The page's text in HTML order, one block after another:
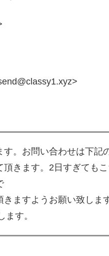
。お問い合わせは下記
きます。2日すぎても
きますようお願い致し
す。